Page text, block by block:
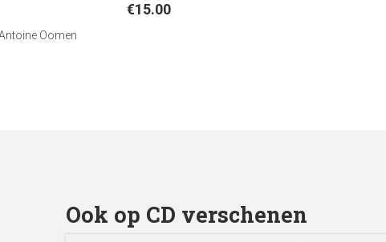
Oomen
€15.00
Ook op CD verschenen